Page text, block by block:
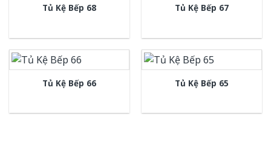
Tủ Kệ Bếp 68 Tủ Kệ Bếp 67
Tủ Kệ Bếp 66 Tủ Kệ Bếp 65